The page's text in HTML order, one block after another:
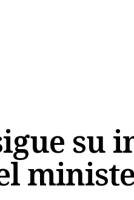
su